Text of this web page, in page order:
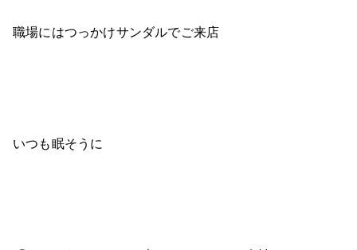
職場にはつっかけサンダルでご来店
いつも眠そうに